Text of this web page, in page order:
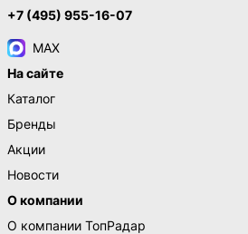
+7 (495) 955-16-07
MAX
На сайте
Каталог
Бренды
Акции
Новости
О компании
О компании ТопРадар